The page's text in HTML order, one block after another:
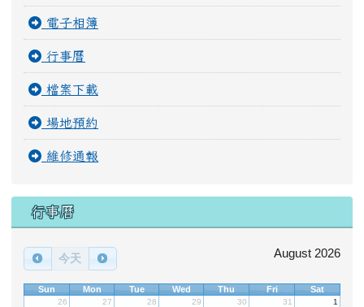
電子相簿
行事曆
檔案下載
場地預約
維修通報
行事曆
今天 August 2026
Sun Mon Tue Wed Thu Fri Sat
26 27 28 29 30 31 1